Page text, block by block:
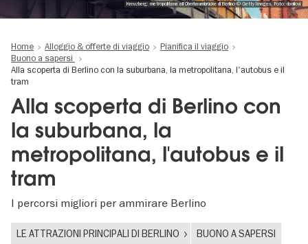
Kreuzberg: metropolitana all'Oberbaumbrücke di Berlino © Getty Images, Foto: danilovi
Home Alloggio & offerte di viaggio
Pianifica il viaggio
Buono a sapersi
Alla scoperta di Berlino con la suburbana, la metropolitana, l'autobus e il
tram
Alla scoperta di Berlino con
la suburbana, la
metropolitana, l'autobus e il
tram
I percorsi migliori per ammirare Berlino
LE ATTRAZIONI PRINCIPALI DI BERLINO BUONO A SAPERSI